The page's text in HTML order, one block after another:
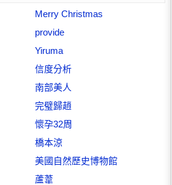
Merry Christmas
provide
Yiruma
信度分析
南部美人
完璧歸趙
懷孕32周
橋本涼
美國自然歷史博物館
蘆葦